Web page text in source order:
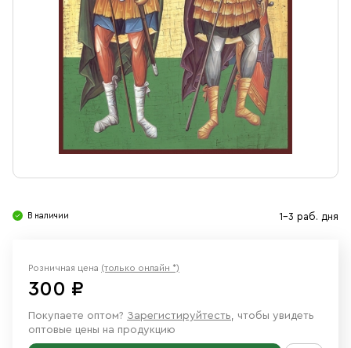
Ювелирные изделия
В наличии 1-3 раб. дня
Розничная цена (только онлайн *)
300 ₽
Покупаете оптом? Зарегистируйтесть, чтобы увидеть
оптовые цены на продукцию